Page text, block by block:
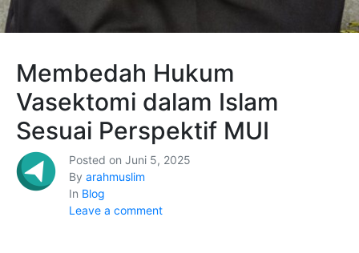
Posted on Juni 5, 2025
By arahmuslim
In Blog
Leave a comment
Membedah Hukum
Vasektomi dalam Islam
Sesuai Perspektif MUI